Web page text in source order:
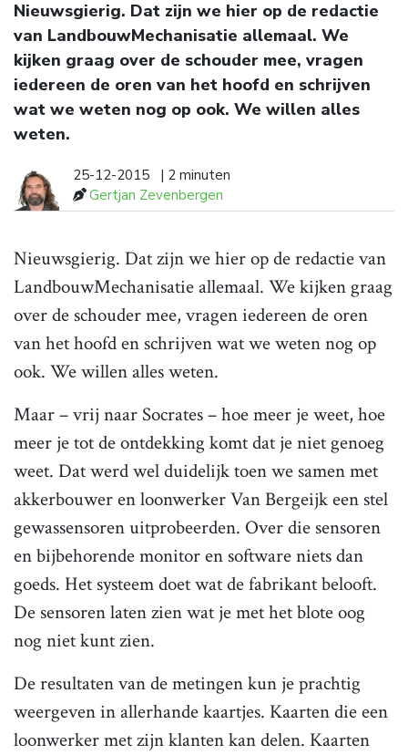
Nieuwsgierig. Dat zijn we hier op de redactie
van LandbouwMechanisatie allemaal. We
kijken graag over de schouder mee, vragen
iedereen de oren van het hoofd en schrijven
wat we weten nog op ook. We willen alles
weten.
25-12-2015
| 2 minuten
Gertjan Zevenbergen
Nieuwsgierig. Dat zijn we hier op de redactie van
LandbouwMechanisatie allemaal. We kijken graag
over de schouder mee, vragen iedereen de oren
van het hoofd en schrijven wat we weten nog op
ook. We willen alles weten.
Maar – vrij naar Socrates – hoe meer je weet, hoe
meer je tot de ontdekking komt dat je niet genoeg
weet. Dat werd wel duidelijk toen we samen met
akkerbouwer en loonwerker Van Bergeijk een stel
gewassensoren uitprobeerden. Over die sensoren
en bijbehorende monitor en software niets dan
goeds. Het systeem doet wat de fabrikant belooft.
De sensoren laten zien wat je met het blote oog
nog niet kunt zien.
De resultaten van de metingen kun je prachtig
weergeven in allerhande kaartjes. Kaarten die een
loonwerker met zijn klanten kan delen. Kaarten